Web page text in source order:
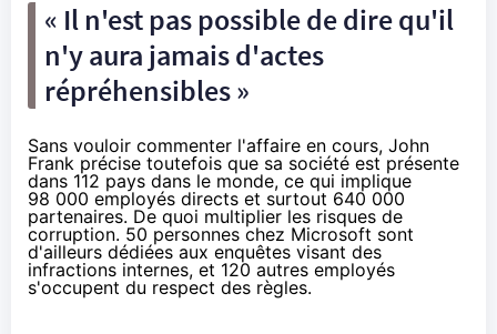
« Il n'est pas possible de dire qu'il
n'y aura jamais d'actes
répréhensibles »
Sans vouloir commenter l'affaire en cours, John
Frank précise toutefois que sa société est présente
dans 112 pays dans le monde, ce qui implique
98 000 employés directs et surtout 640 000
partenaires. De quoi multiplier les risques de
corruption. 50 personnes chez Microsoft sont
d'ailleurs dédiées aux enquêtes visant des
infractions internes, et 120 autres employés
s'occupent du respect des règles.